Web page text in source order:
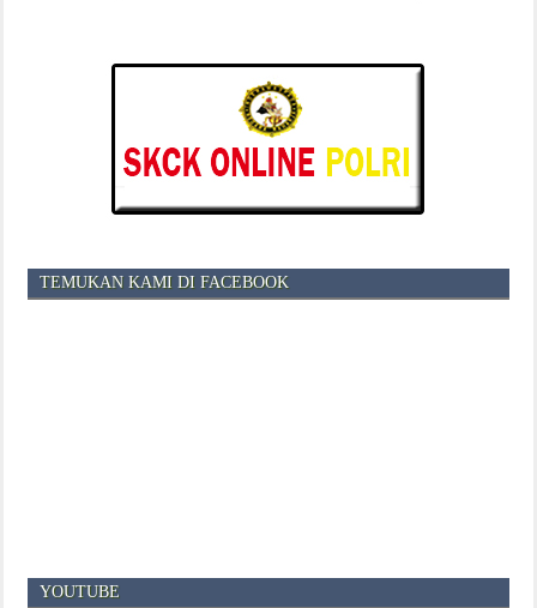
TEMUKAN KAMI DI FACEBOOK
YOUTUBE